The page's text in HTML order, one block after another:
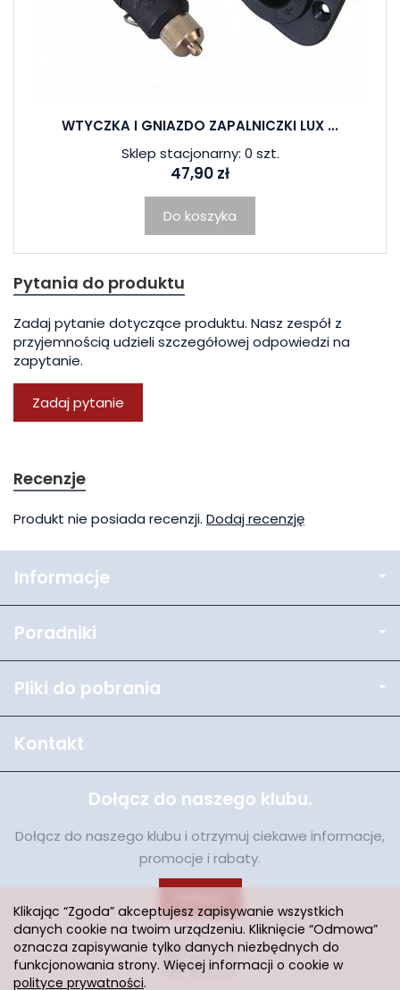
WTYCZKA I GNIAZDO ZAPALNICZKI LUX ...
Sklep stacjonarny: 0 szt.
47,90 zł
Do koszyka
Pytania do produktu
Zadaj pytanie dotyczące produktu. Nasz zespół z
przyjemnością udzieli szczegółowej odpowiedzi na
zapytanie.
Zadaj pytanie
Recenzje
Produkt nie posiada recenzji. Dodaj recenzję
Informacje
Poradniki
Pliki do pobrania
Kontakt
Dołącz do naszego klubu.
Dołącz do naszego klubu i otrzymuj ciekawe informacje,
promocje i rabaty.
Klikając “Zgoda” akceptujesz zapisywanie wszystkich
danych cookie na twoim urządzeniu. Kliknięcie “Odmowa”
oznacza zapisywanie tylko danych niezbędnych do
funkcjonowania strony. Więcej informacji o cookie w
polityce prywatności.